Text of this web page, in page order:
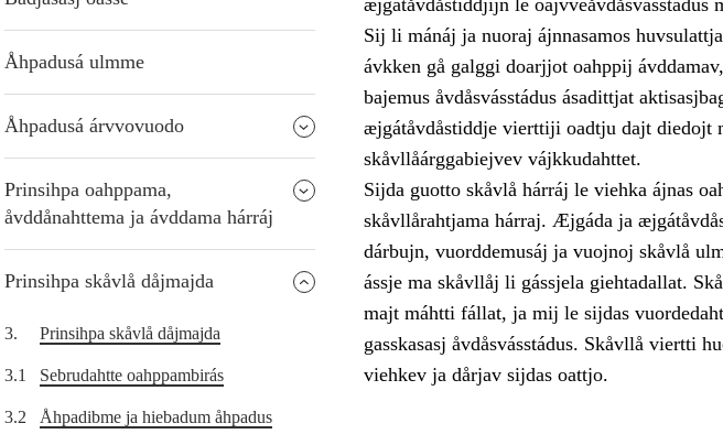
Åhpadusá ulmme
Åhpadusá árvvovuodo
Prinsihpa oahppama,
åvddånahttema ja ávddama hárráj
Prinsihpa skåvlå dåjmajda
3. Prinsihpa skåvlå dåjmajda
3.1 Sebrudahtte oahppambirás
3.2 Åhpadibme ja hiebadum åhpadus
æjgátåvdåstiddjijn le oajvveåvdåsvásstádus
Sij li mánáj ja nuoraj ájnnasamos
ávkken gå galggi doarjjot oahppij
bajemus åvdåsvásstádus ásadittjat
æjgátåvdåstiddje vierttiji oadtju dajt diedojt
skåvllåárggabiejvev vájkkudahttet.
Sijda guotto skåvlå hárráj le viehka ájnas
skåvllårahtjama hárraj. Æjgáda ja
dárbujn, vuorddemusáj ja vuojnoj skåvlå
ássje ma skåvllåj li gássjela giehtadallat.
majt máhtti fállat, ja mij le sijdas
gasskasasj åvdåsvásstádus. Skåvllå viertti
viehkev ja dårjav sijdas oattjo.